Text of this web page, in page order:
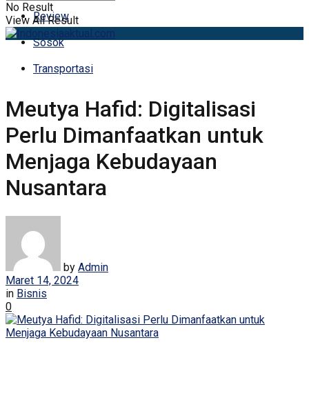
Review
Sosok
Transportasi
No Result
View All Result
Meutya Hafid: Digitalisasi
Perlu Dimanfaatkan untuk
Menjaga Kebudayaan
Nusantara
by Admin
Maret 14, 2024
in Bisnis
0